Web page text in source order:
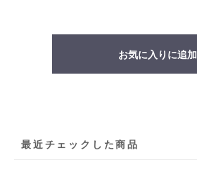
お気に入りに追加
最近チェックした商品